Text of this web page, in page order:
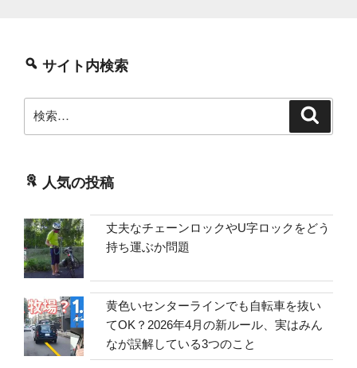
サイト内検索
索:
人気の投稿
丈夫なチェーンロックやU字ロックをどう
持ち運ぶか問題
黄色いセンターラインでも自転車を抜い
てOK？2026年4月の新ルール、実はみん
なが誤解している3つのこと